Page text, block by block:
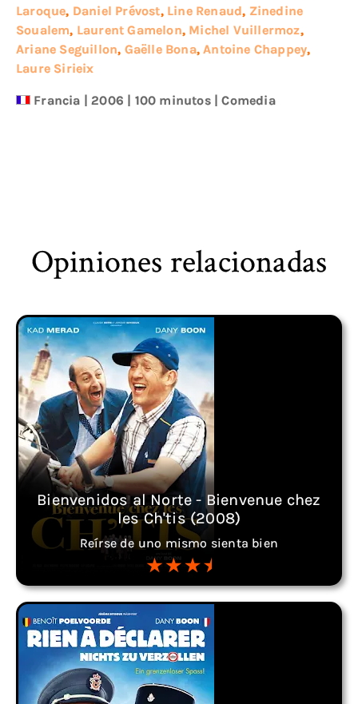
Laroque, Daniel Prévost, Line Renaud, Zinedine
Soualem, Laurent Gamelon, Michel Vuillermoz,
Ariane Seguillon, Gaëlle Bona,Antoine Chappey,
Laure Sirieix
Francia |2006 | 100 minutos |Comedia
Opiniones relacionadas
Bienvenidos al Norte - Bienvenue chez
les Ch'tis (2008)
Reírse de uno mismo sienta bien